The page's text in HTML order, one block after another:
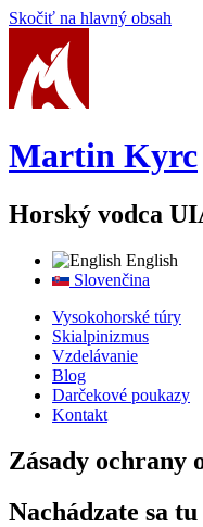
Skočiť na hlavný obsah
Martin Kyrc
Horský vodca
English
Slovenčina
Vysokohorské túry
Skialpinizmus
Vzdelávanie
Blog
Darčekové poukazy
Kontakt
Zásady ochrany
Nachádzate sa tu